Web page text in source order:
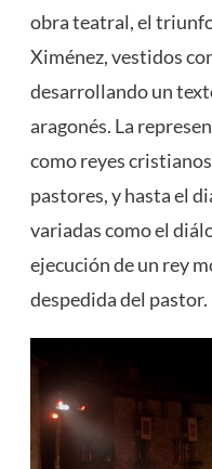
obra teatral, el
Ximénez, vestidos
desarrollando un
aragonés. La
como reyes
pastores, y hasta el
variadas como el
ejecución de un rey
despedida del pastor.